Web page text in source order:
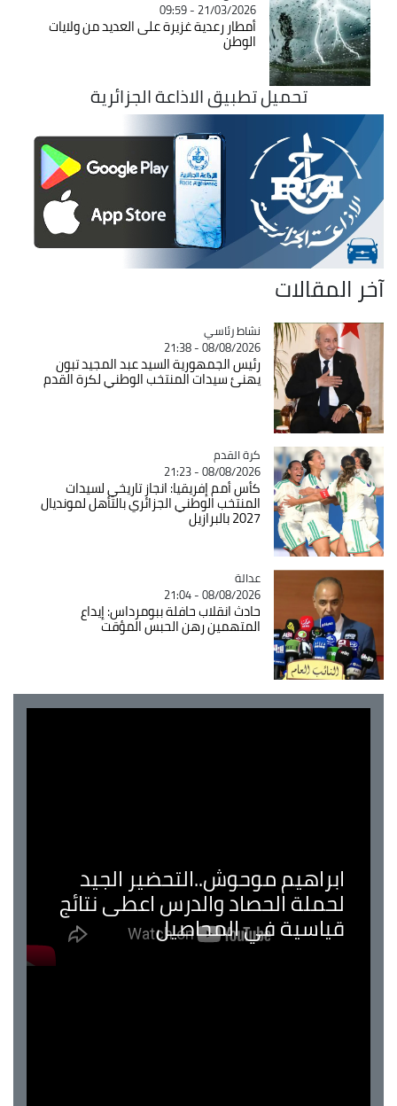
21/03/2026 - 09:59
أمطار رعدية غزيرة على العديد من ولايات
الوطن
تحميل تطبيق الاذاعة الجزائرية
آخر المقالات
Catégorie
نشاط رئاسي
08/08/2026 - 21:38
رئيس الجمهورية السيد عبد المجيد تبون
يهنئ سيدات المنتخب الوطني لكرة القدم
Catégorie
كرة القدم
08/08/2026 - 21:23
كأس أمم إفريقيا: انجاز تاريخي لسيدات
المنتخب الوطني الجزائري بالتأهل لمونديال
2027 بالبرازيل
Catégorie
عدالة
08/08/2026 - 21:04
حادث انقلاب حافلة ببومرداس: إيداع
المتهمين رهن الحبس المؤقت
ابراهيم موحوش..التحضير الجيد
لحملة الحصاد والدرس اعطى نتائج
قياسية في المحاصيل